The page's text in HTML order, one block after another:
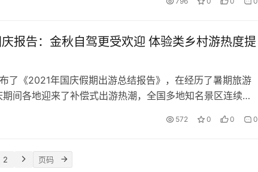
报告：金秋自驾更受欢迎 体验类乡村游热度提
了《2021年国庆假期出游总结报告》，在经历了暑期旅游
间各地迎来了补偿式出游热潮，全国多地知名景区连续多
572 0 0 0
2